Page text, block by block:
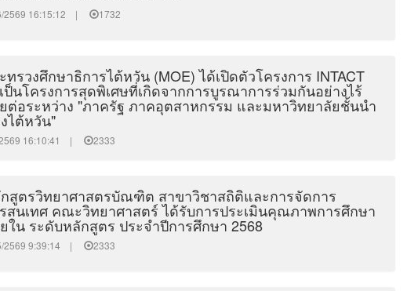
2569 16:15:12 | 1732
ทรวงศึกษาธิการไต้หวัน (MOE) ได้เปิดตัวโครงการ INTACT
ป็นโครงการสุดพิเศษที่เกิดจากการบูรณาการร่วมกันอย่างไร้
ต่อระหว่าง "ภาครัฐ ภาคอุตสาหกรรม และมหาวิทยาลัยชั้นนำ
ไต้หวัน"
16:10:41 | 2333
สูตรวิทยาศาสตรบัณฑิต สาขาวิชาสถิติและการจัดการ
สนเทศ คณะวิทยาศาสตร์ ได้รับการประเมินคุณภาพการศึกษา
ใน ระดับหลักสูตร ประจำปีการศึกษา 2568
2569 9:39:14 | 2333